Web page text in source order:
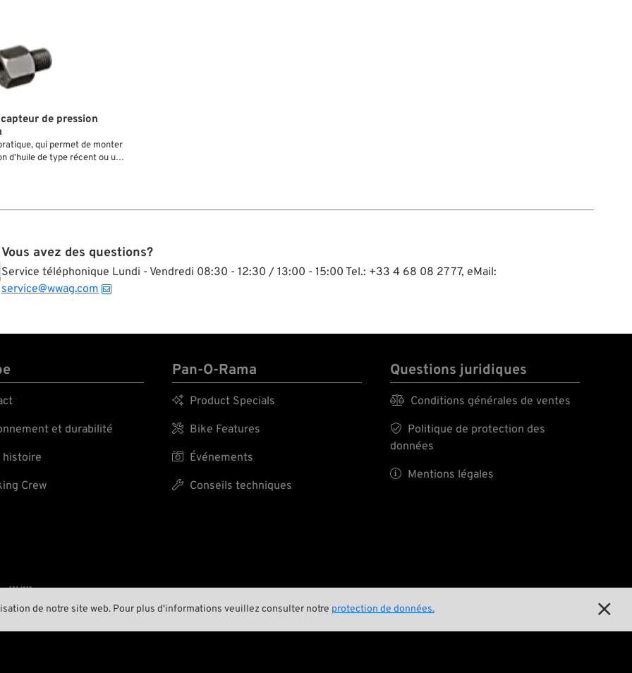
de notre site web. Pour plus d'informations veuillez consulter notre protection de données. 
de pression
qui permet de monter
d’huile de type récent ou un
Vous avez des questions?
Service téléphonique Lundi - Vendredi 08:30 - 12:30 / 13:00 - 15:00 Tel.: +33 4 68 08 27 77, eMail:
service@wwag.com
et durabilité
Crew
Pan-O-Rama
 Product Specials
 Bike Features
 Événements
 Conseils techniques
Questions juridiques
 Conditions générales de ventes

Politique de protection des
données
 Mentions légales
A BIKER’S WORK IS NEVER DONE